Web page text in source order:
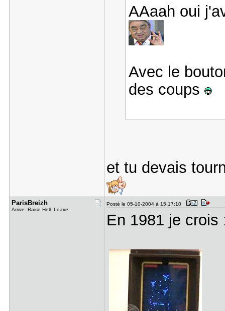
AAaah oui
Avec le
des coups
et tu devais
ParisBreiz​h
Arrive. Raise Hell. Leave.
Posté le 05-10-2004 à 15:17:10
En 1981 je crois